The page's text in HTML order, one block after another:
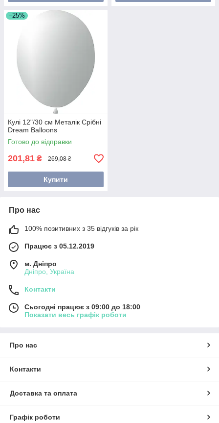
–25%
Кулі 12"/30 см Металік Срібні
Dream Balloons
Готово до відправки
201,81 ₴ 269,08 ₴
Купити
Про нас
100% позитивних з 35 відгуків за рік
Працює з 05.12.2019
м. Дніпро
Дніпро, Україна
Контакти
Сьогодні працює з 09:00 до 18:00
Показати весь графік роботи
Про нас
Контакти
Доставка та оплата
Графік роботи